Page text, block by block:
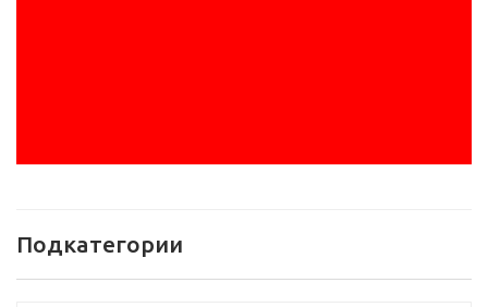
Подкатегории